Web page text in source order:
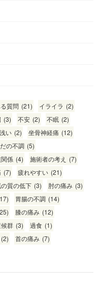
質問 (21) イライラ (2)
(3) 不安 (2) 不眠 (2)
い (2) 坐骨神経痛 (12)
の不調 (5)
係 (4) 施術者の考え (7)
(7) 疲れやすい (21)
質の低下 (3) 肘の痛み (3)
胃腸の不調 (14)
膝の痛み (12)
群 (3) 過食 (1)
(2) 首の痛み (7)